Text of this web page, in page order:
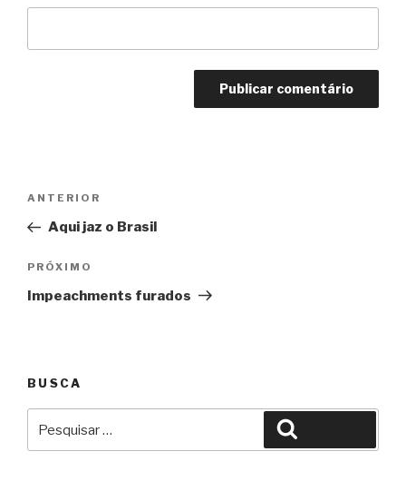
Post
Anterior
ANTERIOR
Aqui jaz o Brasil
Próximo
PRÓXIMO
Impeachments furados
BUSCA
por: